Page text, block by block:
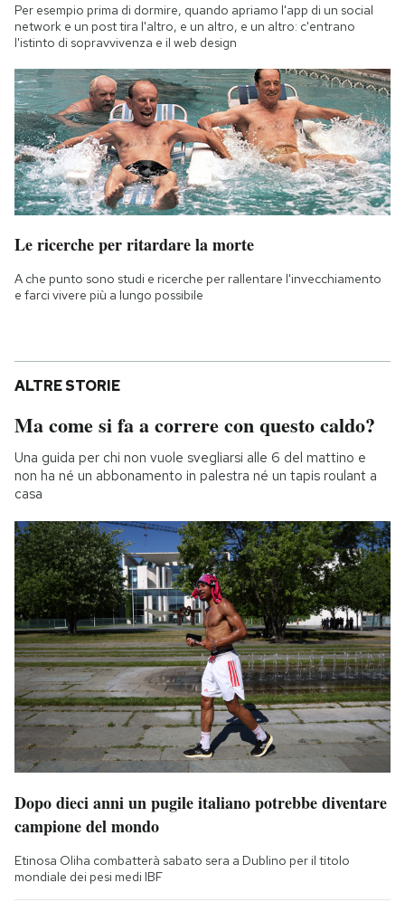
Per esempio prima di dormire, quando apriamo l'app di un social
network e un post tira l'altro, e un altro, e un altro: c'entrano
l'istinto di sopravvivenza e il web design
Le ricerche per ritardare la morte
A che punto sono studi e ricerche per rallentare l'invecchiamento
e farci vivere più a lungo possibile
ALTRE STORIE
Ma come si fa a correre con questo caldo?
Una guida per chi non vuole svegliarsi alle 6 del mattino e
non ha né un abbonamento in palestra né un tapis roulant a
casa
Dopo dieci anni un pugile italiano potrebbe diventare
campione del mondo
Etinosa Oliha combatterà sabato sera a Dublino per il titolo
mondiale dei pesi medi IBF